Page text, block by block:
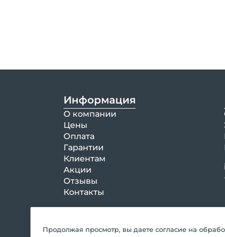
Информация
О компании
Цены
Оплата
Гарантии
Клиентам
Акции
Отзывы
Контакты
Продолжая просмотр, вы даете согласие на